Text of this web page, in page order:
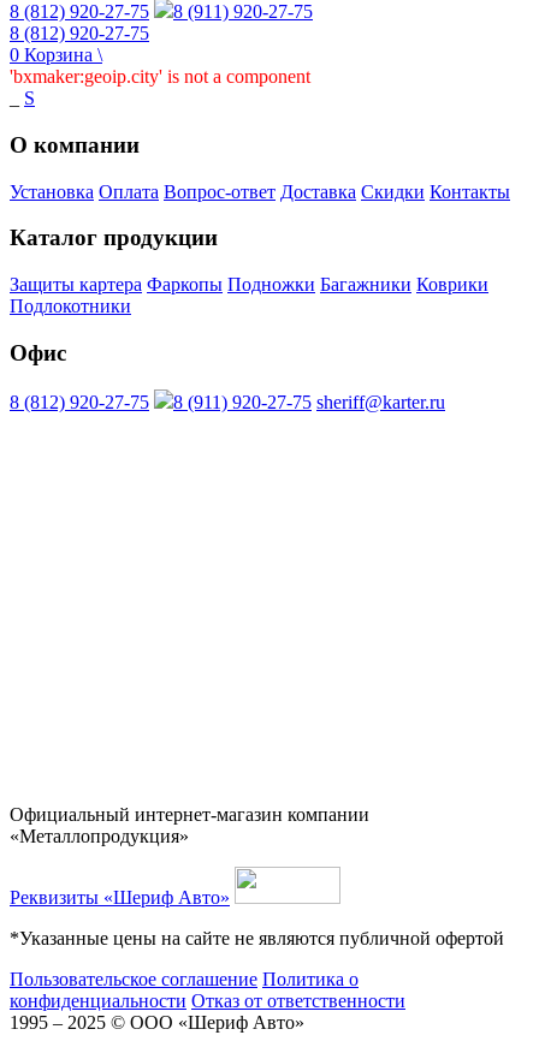
8 (812) 920-27-75
8 (911) 920-27-75
8 (812) 920-27-75
0 Корзина \
'bxmaker:geoip.city' is not a component
S
О компании
Установка Оплата Вопрос-ответ Доставка Скидки Контакты
Каталог продукции
Защиты картера Фаркопы Подножки Багажники Коврики
Подлокотники
Офис
8 (812) 920-27-75 8 (911) 920-27-75 sheriff@karter.ru
Официальный интернет-магазин компании
«Металлопродукция»
Реквизиты «Шериф Авто»
*Указанные цены на сайте не являются публичной офертой
Пользовательское соглашение Политика о
конфиденциальности Отказ от ответственности
1995 – 2025 © ООО «Шериф Авто»